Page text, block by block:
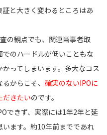
と大きく変わるところはあ
の観点でも、関連当事者取
のハードルが低いこともな
ってしまいます。多大なコス
からこそ、 確実のないIPOに
だきたいのです。
できず、実際には1年2年と延
ます。約10年前までであれ